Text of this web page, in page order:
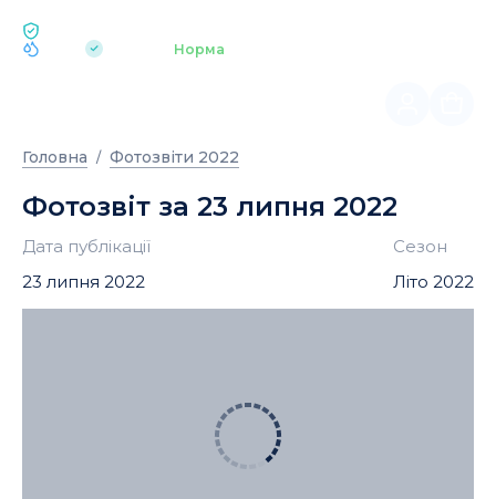
| Норма
Головна Фотозвіти 2022
Фотозвіт за 23 липня 2022
Дата публікації
23 липня 2022
Сезон
Літо 2022